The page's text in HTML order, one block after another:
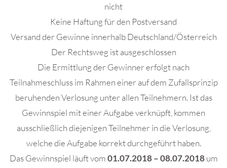
nicht
Keine Haftung für den Postversand
Versand der Gewinne innerhalb Deutschland/Österreich
Der Rechtsweg ist ausgeschlossen
Die Ermittlung der Gewinner erfolgt nach
Teilnahmeschluss im Rahmen einer auf dem Zufallsprinzip
beruhenden Verlosung unter allen Teilnehmern. Ist das
Gewinnspiel mit einer Aufgabe verknüpft, kommen
ausschließlich diejenigen Teilnehmer in die Verlosung,
welche die Aufgabe korrekt durchgeführt haben.
Das Gewinnspiel läuft vom01.07.2018 – 08.07.2018um